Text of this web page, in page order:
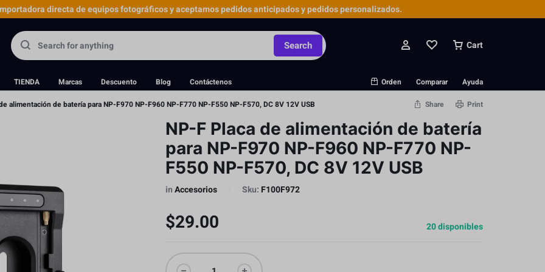
directa de equipos fotográficos y aceptamos pedidos anticipados y pedidos personalizados.
Search Cart
TIENDA Marcas Descuento Blog Contáctenos Orden Comparar Ayuda
alimentación de batería para NP-F970 NP-F960 NP-F770 NP-F550 NP-F570, DC 8V 12V USB Share Print
NP-F Placa de alimentación de batería
para NP-F970 NP-F960 NP-F770 NP-
F550 NP-F570, DC 8V 12V USB
inAccesorios Sku: F100F972
$29.00 20 disponibles